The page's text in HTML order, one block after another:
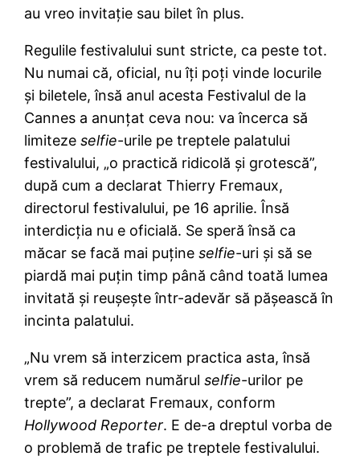
au vreo invitaţie sau bilet în plus.
Regulile festivalului sunt stricte, ca peste tot.
Nu numai că, oficial, nu îţi poţi vinde locurile
şi biletele, însă anul acesta Festivalul de la
Cannes a anunţat ceva nou: va încerca să
limitezeselfie-urile pe treptele palatului
festivalului, „o practică ridicolă şi grotescă”,
după cum a declarat Thierry Fremaux,
directorul festivalului, pe 16 aprilie. Însă
interdicţia nu e oficială. Se speră însă ca
măcar se facă mai puţineselfie-uri şi să se
piardă mai puţin timp până când toată lumea
invitată şi reuşeşte într-adevăr să păşească în
incinta palatului.
„Nu vrem să interzicem practica asta, însă
vrem să reducem numărulselfie-urilor pe
trepte”, a declarat Fremaux, conform
Hollywood Reporter. E de-a dreptul vorba de
o problemă de trafic pe treptele festivalului.